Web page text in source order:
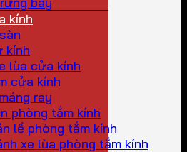
kính
kính
lùa cửa kính
cửa kính
ray
phòng tắm kính
lề phòng tắm kính
xe lùa phòng tắm kính